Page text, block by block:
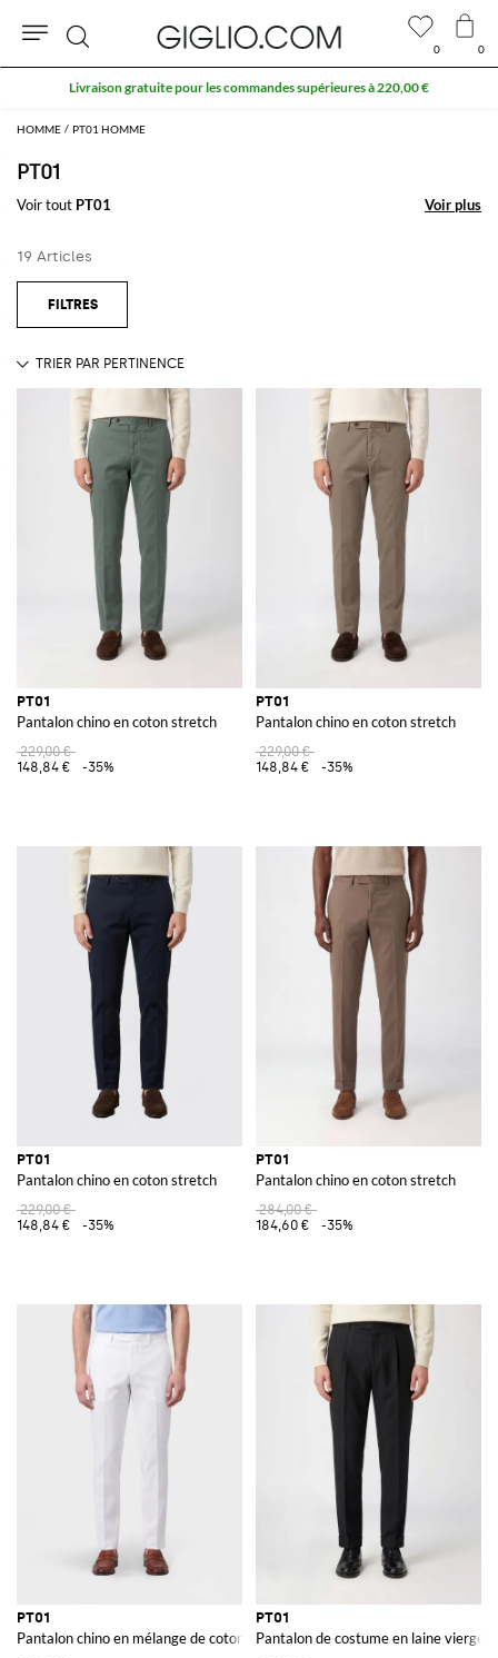
HOMME PT01 HOMME
PT01
Voir tout PT01 Voir plus
Voir plus
19 Articles
PT01
Pantalon chino en coton stretch
229,00 €
148,84 €
-35%
PT01
Pantalon chino en coton stretch
229,00 €
148,84 €
-35%
PT01
Pantalon chino en coton stretch
229,00 €
148,84 €
-35%
PT01
Pantalon chino en coton stretch
284,00 €
184,60 €
-35%
PT01
Pantalon chino en mélange de coton
PT01
Pantalon de costume en laine vierge
0 0
Rechercher
Livraison gratuite pour les commandes supérieures à 220,00 €